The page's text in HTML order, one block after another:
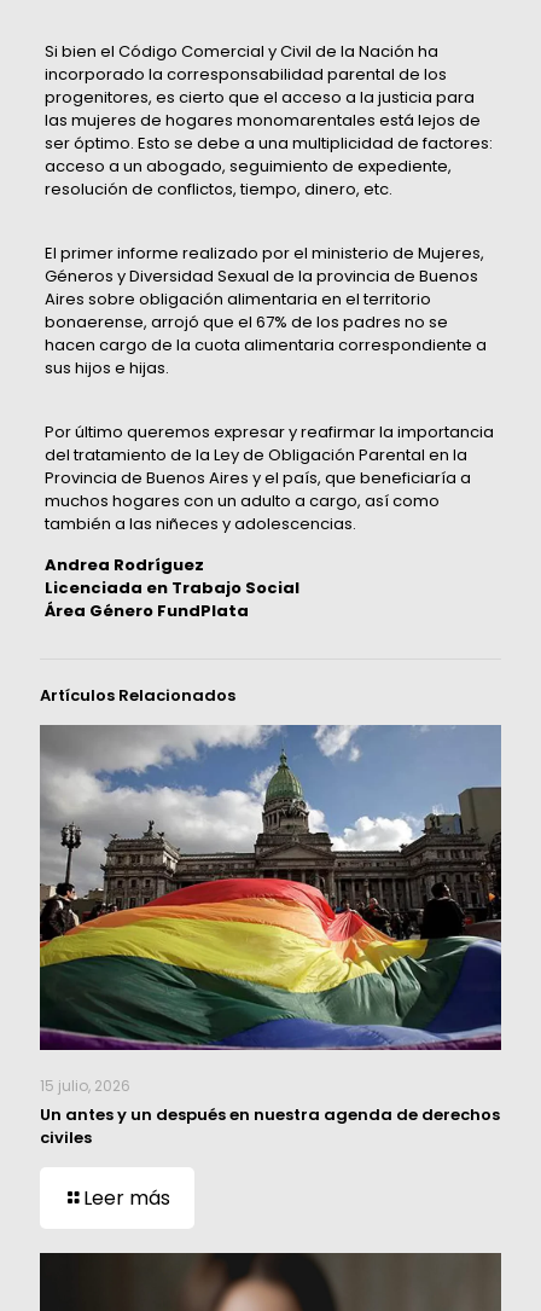
Si bien el Código Comercial y Civil de la Nación ha
incorporado la corresponsabilidad parental de los
progenitores, es cierto que el acceso a la justicia para
las mujeres de hogares monomarentales está lejos de
ser óptimo. Esto se debe a una multiplicidad de factores:
acceso a un abogado, seguimiento de expediente,
resolución de conflictos, tiempo, dinero, etc.
El primer informe realizado por el ministerio de Mujeres,
Géneros y Diversidad Sexual de la provincia de Buenos
Aires sobre obligación alimentaria en el territorio
bonaerense, arrojó que el 67% de los padres no se
hacen cargo de la cuota alimentaria correspondiente a
sus hijos e hijas.
Por último queremos expresar y reafirmar la importancia
del tratamiento de la Ley de Obligación Parental en la
Provincia de Buenos Aires y el país, que beneficiaría a
muchos hogares con un adulto a cargo, así como
también a las niñeces y adolescencias.
Andrea Rodríguez
Licenciada en Trabajo Social
Área Género FundPlata
Artículos Relacionados
15 julio, 2026
Un antes y un después en nuestra agenda de derechos
civiles
Leer más